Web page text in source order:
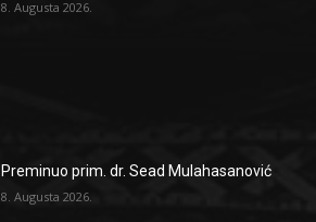
8. Augusta 2026.
Preminuo prim. dr. Sead Mulahasanović
8. Augusta 2026.